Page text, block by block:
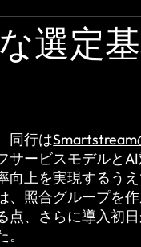
選定
同行は
サービスモデルと
向上を実現するう
、照合グループを
点、さらに導入初